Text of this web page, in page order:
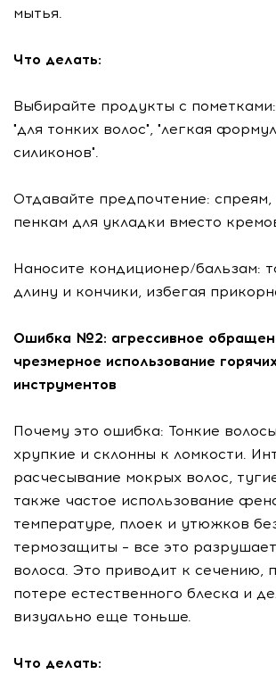
мытья.
Что делать:
Выбирайте продукты с пометками:
"для тонких волос", "легкая
силиконов".
Отдавайте предпочтение: спреям,
пенкам для укладки вместо
Наносите кондиционер/бальзам:
длину и кончики, избегая
Ошибка №2: агрессивное
чрезмерное использование
инструментов
Почему это ошибка: Тонкие
хрупкие и склонны к ломкости.
расчесывание мокрых волос,
также частое использование
температуре, плоек и утюжков
термозащиты – все это
волоса. Это приводит к сечению,
потере естественного блеска и
визуально еще тоньше.
Что делать: